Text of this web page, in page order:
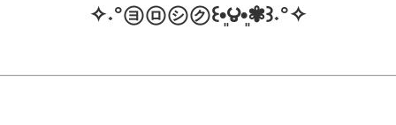
✧˖°㋵㋺㋛㋗꒰•͈౪•͈✾꒱˖°✧